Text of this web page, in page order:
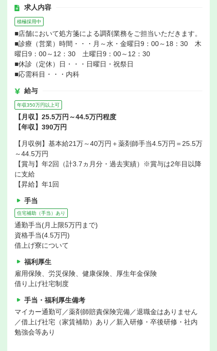
求人内容
積極採用中
■店舗において処方箋による調剤業務をご担当いただきます。
■診療（営業）時間・・・月～水・金曜日9：00～18：30 木
曜日9：00～12：30 土曜日9：00～12：30
■休診（定休）日・・・日曜日・祝祭日
■応需科目・・・内科
給与
年収350万円以上可
【月収】25.5万円～44.5万円程度
【年収】390万円
【月収例】基本給21万～40万円＋薬剤師手当4.5万円＝25.5万
～44.5万円
【賞与】年2回（計3.7ヵ月分・過去実績）※賞与は2年目以降
に支給
【昇給】年1回
手当
住宅補助（手当）あり
通勤手当(月上限5万円まで)
資格手当(4.5万円)
借上げ寮について
福利厚生
雇用保険、労災保険、健康保険、厚生年金保険
借り上げ社宅制度
手当・福利厚生備考
マイカー通勤可／薬剤師賠責保険完備／退職金はありません
／借上げ社宅（家賃補助）あり／新入研修・卒後研修・社内
勉強会等あり